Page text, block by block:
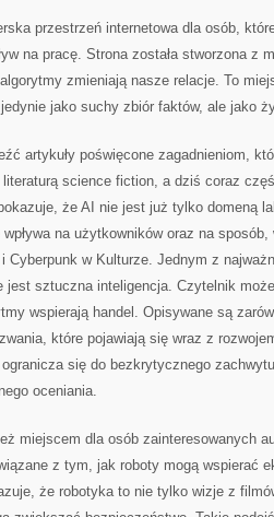
przestrzeń internetowa dla osób,
na pracę. Strona została stworzona z
zmieniają nasze relacje. To
jako suchy zbiór faktów, ale jako
artykuły poświęcone zagadnieniom,
literaturą science fiction, a dziś coraz
że AI nie jest już tylko domeną
na użytkowników oraz na
i Cyberpunk w Kulturze. Jednym z
jest sztuczna inteligencja. Czytelnik
wspierają handel. Opisywane są
które pojawiają się wraz z
się do bezkrytycznego
oceniania.
miejscem dla osób zainteresowanych
z tym, jak roboty mogą wspierać
że robotyka to nie tylko wizje z